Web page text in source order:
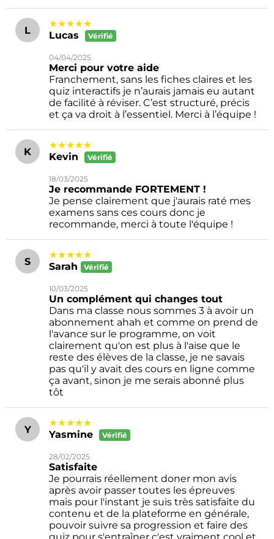
L
★★★★★
Lucas
Vérifié
04/04/2025
Merci pour votre aide
Franchement, sans les fiches claires et les
quiz interactifs je n’aurais jamais eu autant
de facilité à réviser. C’est structuré, précis
et ça va droit à l’essentiel. Merci à l’équipe !
K
★★★★★
Kevin
Vérifié
18/03/2025
Je recommande FORTEMENT !
Je pense clairement que j'aurais raté mes
examens sans ces cours donc je
recommande, merci à toute l'équipe !
S
★★★★★
Sarah
Vérifié
10/03/2025
Un complément qui changes tout
Dans ma classe nous sommes 3 à avoir un
abonnement ahah et comme on prend de
l'avance sur le programme, on voit
clairement qu'on est plus à l'aise que le
reste des élèves de la classe, je ne savais
pas qu'il y avait des cours en ligne comme
ça avant, sinon je me serais abonné plus
tôt
Y
★★★★★
Yasmine
Vérifié
28/02/2025
Satisfaite
Je pourrais réellement doner mon avis
après avoir passer toutes les épreuves
mais pour l'instant je suis très satisfaite du
contenu et de la plateforme en générale,
pouvoir suivre sa progression et faire des